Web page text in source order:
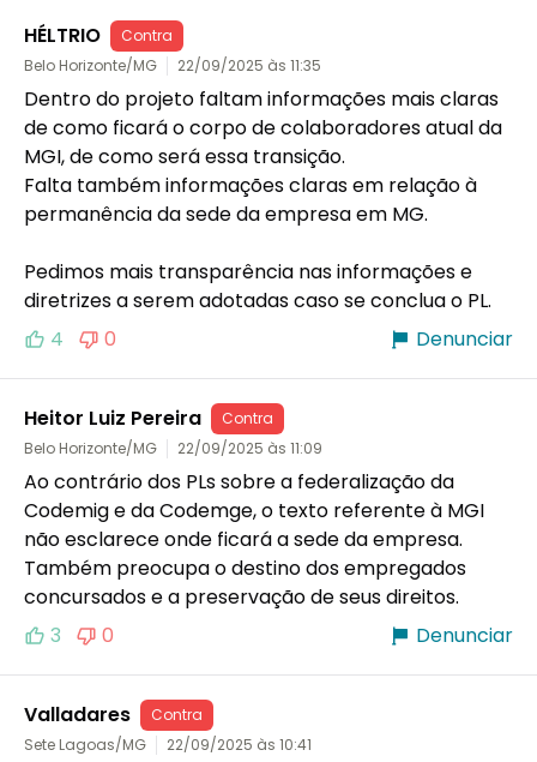
HÉLTRIO
Contra
Belo Horizonte/MG
22/09/2025 às 11:35
Dentro do projeto faltam informações mais claras
de como ficará o corpo de colaboradores atual da
MGI, de como será essa transição.
Falta também informações claras em relação à
permanência da sede da empresa em MG.
Pedimos mais transparência nas informações e
diretrizes a serem adotadas caso se conclua o PL.
4
0 Denunciar
Heitor Luiz Pereira
Contra
Belo Horizonte/MG
22/09/2025 às 11:09
Ao contrário dos PLs sobre a federalização da
Codemig e da Codemge, o texto referente à MGI
não esclarece onde ficará a sede da empresa.
Também preocupa o destino dos empregados
concursados e a preservação de seus direitos.
3
0 Denunciar
Valladares
Contra
Sete Lagoas/MG
22/09/2025 às 10:41